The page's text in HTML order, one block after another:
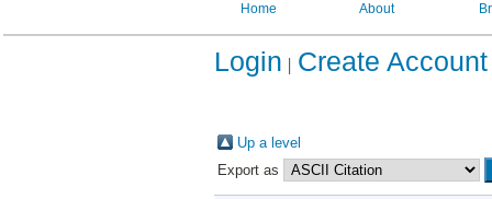
Home About
Login Create Account
Up a level
Export as